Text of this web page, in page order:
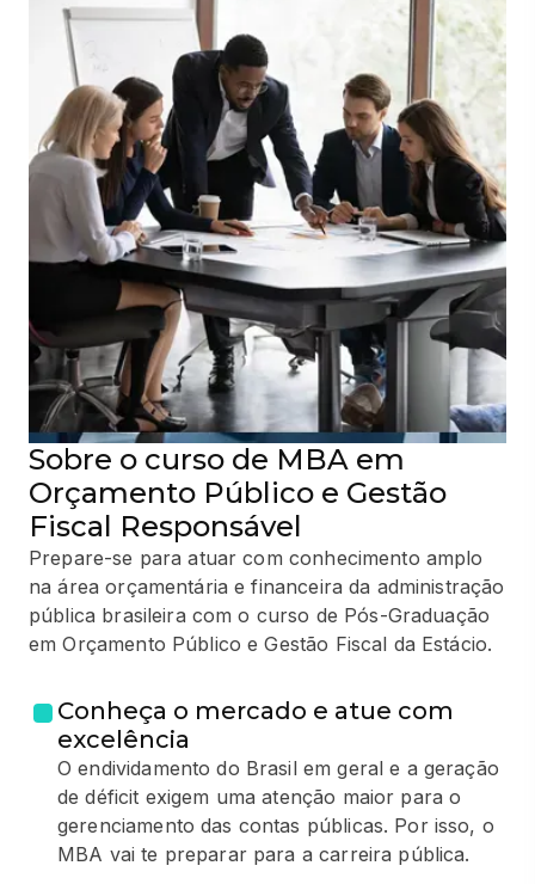
Sobre o curso de MBA em
Orçamento Público e Gestão
Fiscal Responsável
Prepare-se para atuar com conhecimento amplo
na área orçamentária e financeira da administração
pública brasileira com o curso de Pós-Graduação
em Orçamento Público e Gestão Fiscal da Estácio.
Conheça o mercado e atue com
excelência
O endividamento do Brasil em geral e a geração
de déficit exigem uma atenção maior para o
gerenciamento das contas públicas. Por isso, o
MBA vai te preparar para a carreira pública.